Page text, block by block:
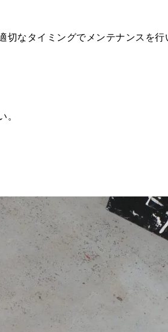
切なタイミングでメンテナンスを行